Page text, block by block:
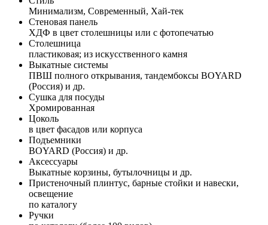
Минимализм, Современный, Хай-тек
Стеновая панель
ХДФ в цвет столешницы или с фотопечатью
Столешница
пластиковая; из искусственного камня
Выкатные системы
ПВШ полного открывания, тандембоксы BOYARD
(Россия) и др.
Сушка для посуды
Хромированная
Цоколь
в цвет фасадов или корпуса
Подъемники
BOYARD (Россия) и др.
Аксессуары
Выкатные корзины, бутылочницы и др.
Пристеночный плинтус, барные стойки и навески,
освещение
по каталогу
Ручки